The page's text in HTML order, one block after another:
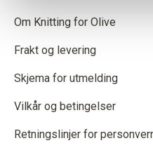
Om Knitting for Olive
Frakt og levering
Skjema for utmelding
Vilkår og betingelser
Retningslinjer for